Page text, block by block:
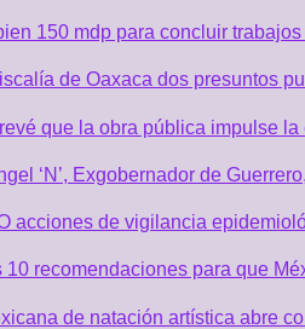
150 mdp para concluir
de Oaxaca dos presuntos
que la obra pública impulse
‘N’, Exgobernador de
acciones de vigilancia
10 recomendaciones para que
de natación artística abre